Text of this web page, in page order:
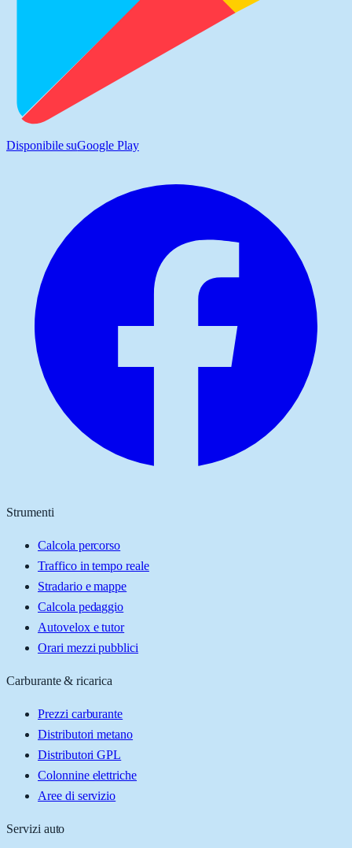
Disponibile suGoogle Play
Strumenti
Calcola percorso
Traffico in tempo reale
Stradario e mappe
Calcola pedaggio
Autovelox e tutor
Orari mezzi pubblici
Carburante & ricarica
Prezzi carburante
Distributori metano
Distributori GPL
Colonnine elettriche
Aree di servizio
Servizi auto